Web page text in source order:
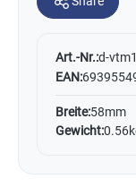
Art.-Nr.:d-
EAN:
Breite:58mm
Gewicht: